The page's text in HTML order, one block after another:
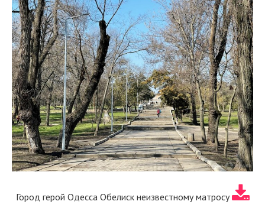
Город герой Одесса Обелиск неизвестному матросу